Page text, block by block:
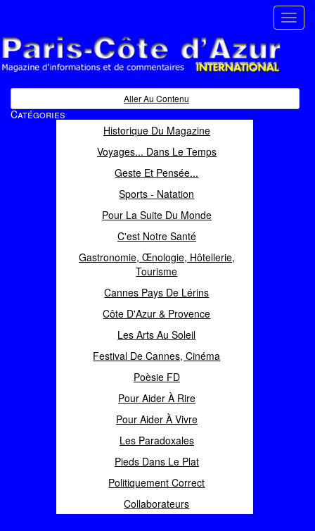
Magazine d'informations et de commentaires
Aller Au Contenu
Catégories
Historique Du Magazine
Voyages... Dans Le Temps
Geste Et Pensée...
Sports - Natation
Pour La Suite Du Monde
C'est Notre Santé
Gastronomie, Œnologie, Hôtellerie,
Tourisme
Cannes Pays De Lérins
Côte D'Azur & Provence
Les Arts Au Soleil
Festival De Cannes, Cinéma
Poèsie FD
Pour Aider À Rire
Pour Aider À Vivre
Les Paradoxales
Pieds Dans Le Plat
Politiquement Correct
Collaborateurs